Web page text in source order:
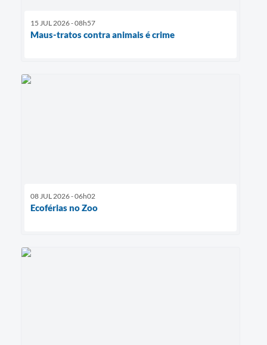
15 JUL 2026 - 08h57
Maus-tratos contra animais é crime
08 JUL 2026 - 06h02
Ecoférias no Zoo